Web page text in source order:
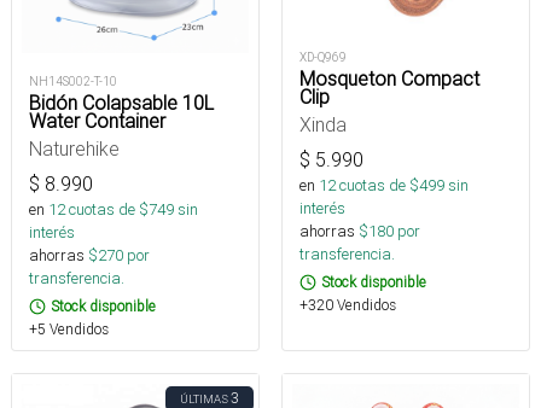
NH14S002-T-10
Bidón Colapsable 10L
Water Container
Naturehike
$ 8.990
en 12cuotas de $749sin
interés
ahorras $270 por
transferencia.
Stock disponible
+5 Vendidos
XD-Q969
Mosqueton Compact
Clip
Xinda
$ 5.990
en 12cuotas de $499sin
interés
ahorras $180 por
transferencia.
Stock disponible
+320 Vendidos
ÚLTIMAS3